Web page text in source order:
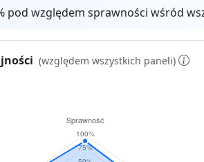
pod względem sprawności wśród
(względem wszystkich paneli)